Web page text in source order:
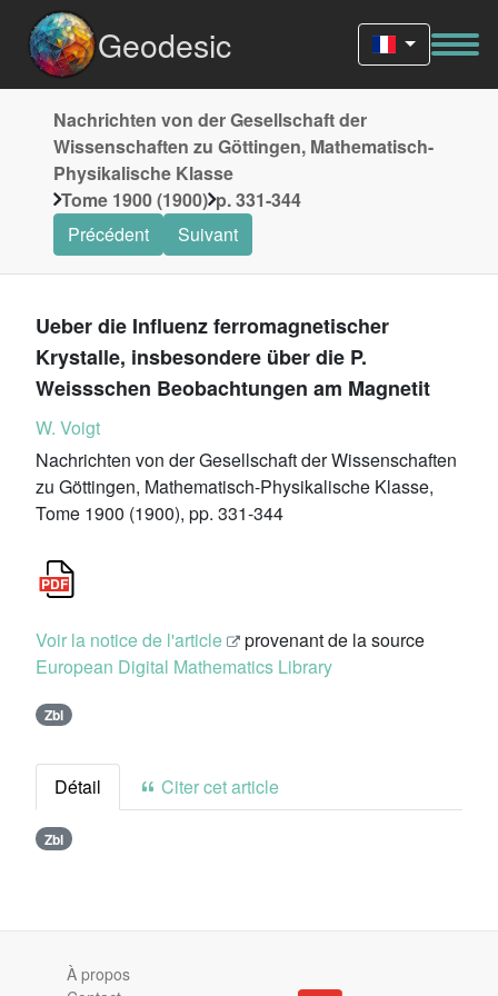
Geodesic
Nachrichten von der Gesellschaft der
Wissenschaften zu Göttingen, Mathematisch-
Physikalische Klasse
Tome 1900 (1900) p. 331-344
Précédent
Suivant
Ueber die Influenz ferromagnetischer
Krystalle, insbesondere über die P.
Weissschen Beobachtungen am Magnetit
W. Voigt
Nachrichten von der Gesellschaft der Wissenschaften
zu Göttingen, Mathematisch-Physikalische Klasse,
Tome 1900 (1900), pp. 331-344
Voir la notice de l'article
provenant de la source
European Digital Mathematics Library
Zbl
Détail Citer cet article
Zbl
À propos